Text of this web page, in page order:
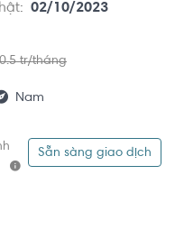
02/10/2023
tr/tháng
Nam
Sẵn sàng giao dịch